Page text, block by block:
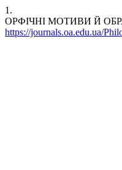
1.
ОРФІЧНІ МОТИВИ Й
https://journals.oa.edu.ua/